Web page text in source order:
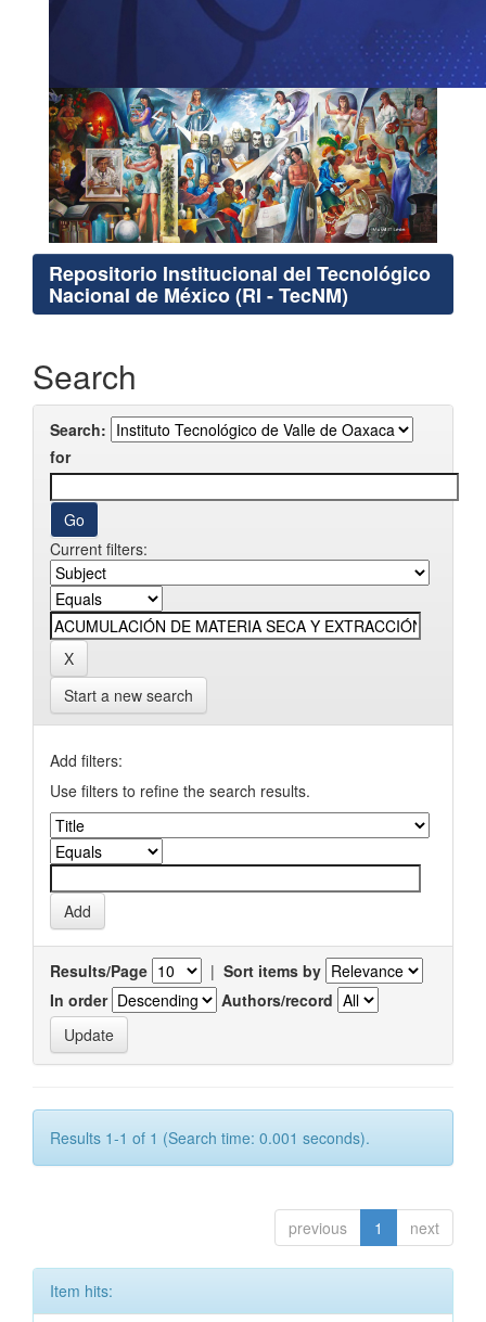
Repositorio Institucional del Tecnológico
Nacional de México (RI - TecNM)
Search
Search:
for
Current filters:
Start a new search
Add filters:
Use filters to refine the search results.
Results/Page | Sort items by
In order
Authors/record
Results 1-1 of 1 (Search time: 0.001 seconds).
previous 1 next
Item hits: